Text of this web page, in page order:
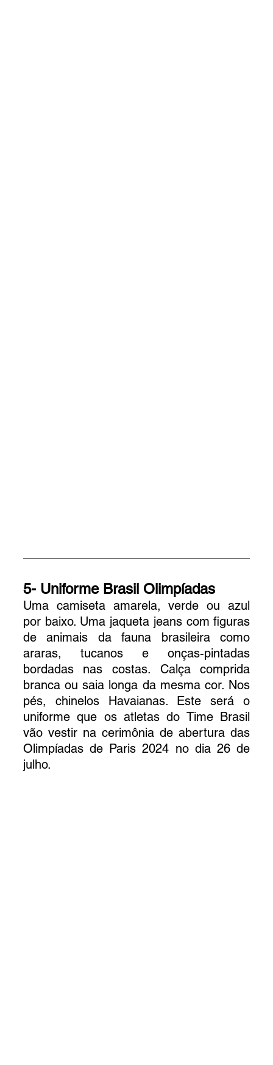
5- Uniforme Brasil Olimpíadas
Uma camiseta amarela, verde ou azul
por baixo. Uma jaqueta jeans com figuras
de animais da fauna brasileira como
araras, tucanos e onças-pintadas
bordadas nas costas. Calça comprida
branca ou saia longa da mesma cor. Nos
pés, chinelos Havaianas. Este será o
uniforme que os atletas do Time Brasil
vão vestir na cerimônia de abertura das
Olimpíadas de Paris 2024 no dia 26 de
julho.